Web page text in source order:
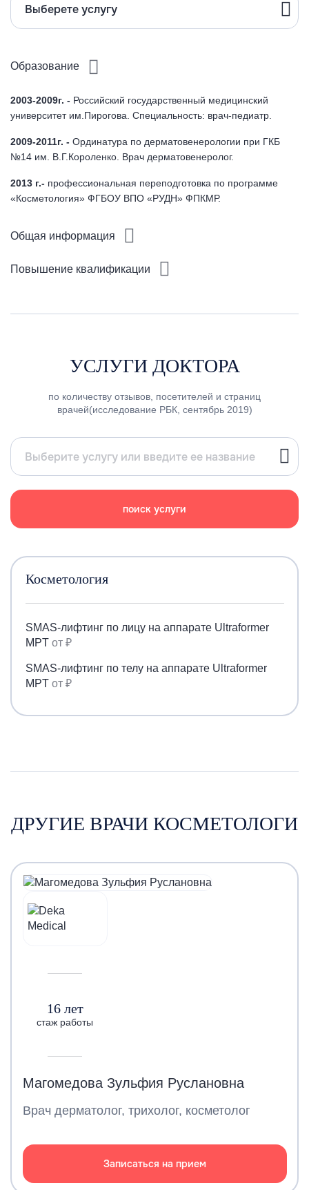
Выберете услугу
Образование
2003-2009г. - Российский государственный медицинский
университет им.Пирогова. Специальность: врач-педиатр.
2009-2011г. - Ординатура по дерматовенерологии при ГКБ
№14 им. В.Г.Короленко. Врач дерматовенеролог.
2013 г.- профессиональная переподготовка по программе
«Косметология» ФГБОУ ВПО «РУДН» ФПКМР.
Общая информация
Повышение квалификации
УСЛУГИ ДОКТОРА
по количеству отзывов, посетителей и страниц
врачей(исследование РБК, сентябрь 2019)
поиск услуги
Косметология
SMAS-лифтинг по лицу на аппарате Ultraformer
MPT от ₽
SMAS-лифтинг по телу на аппарате Ultraformer
MPT от ₽
ДРУГИЕ ВРАЧИ КОСМЕТОЛОГИ
16 лет
стаж работы
Магомедова Зульфия Руслановна
Врач дерматолог, трихолог, косметолог
Записаться на прием